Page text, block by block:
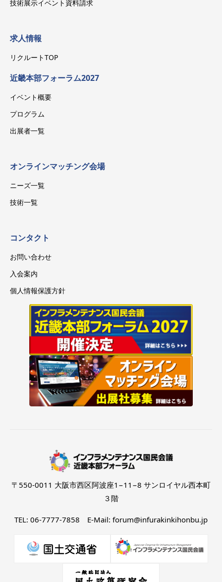
技術展示イベント資料請求
求人情報
リクルートTOP
近畿本部フォーラム2027
イベント概要
プログラム
出展者一覧
オンラインマッチング会場
ニーズ一覧
技術一覧
コンタクト
お問い合わせ
入会案内
個人情報保護方針
〒550-0011 大阪市西区阿波座1−11−8 サンロイヤル西本町
３階
TEL: 06-7777-7858 E-Mail: forum@infurakinkihonbu.jp